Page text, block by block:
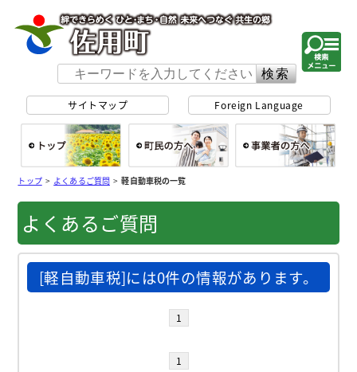
サイトマップ Foreign Language
総合トップ
トップ> よくあるご質問>軽自動車税の一覧
よくあるご質問
[軽自動車税]には0件の情報があります。
1
1